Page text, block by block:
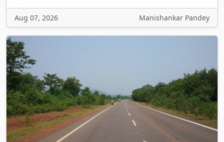
Aug 07, 2026 Manishankar Pandey